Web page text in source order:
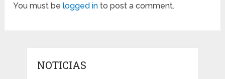
You must belogged in to post a comment.
NOTICIAS